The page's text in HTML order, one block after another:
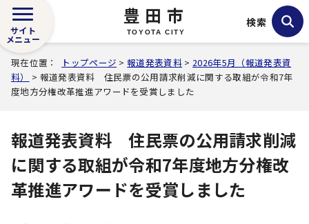
豊田市
TOYOTA CITY
サイト
メニュー
検索
現在位置： トップページ >報道発表資料 >2026年5月（報道発表資
料）
> 報道発表資料 住民票の公用請求削減に関する取組が令和7年
度地方分権改革推進アワードを受賞しました
報道発表資料 住民票の公用請求削減
に関する取組が令和7年度地方分権改
革推進アワードを受賞しました